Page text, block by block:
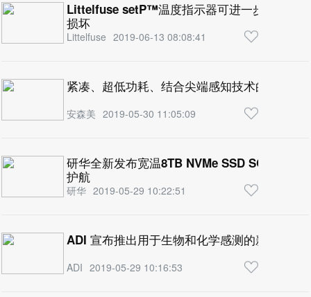
Littelfuse setP™温度指示器可进一步预防
损坏
Littelfuse 2019-06-13 08:08:41
紧凑、超低功耗、结合尖端感知技术的IoT传
安森美 2019-05-30 11:05:09
研华全新发布宽温8TB NVMe SSD SQFlash
护航
研华 2019-05-29 10:22:51
ADI 宣布推出用于生物和化学感测的新型阻抗
ADI 2019-05-29 10:16:53